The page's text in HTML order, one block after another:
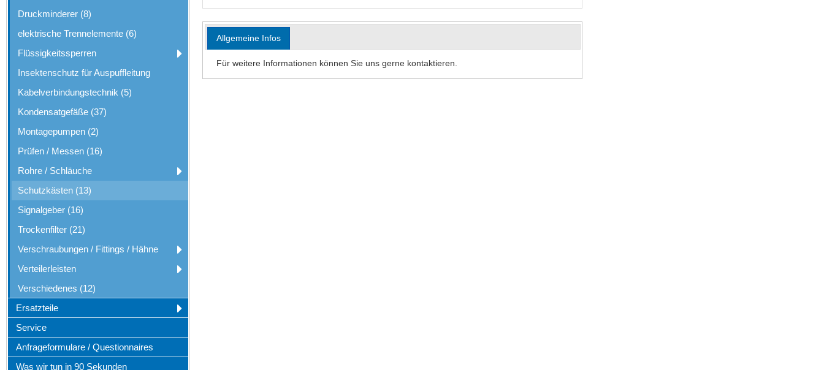
Druckminderer (8)
elektrische Trennelemente (6)
Flüssigkeitssperren
Insektenschutz für Auspuffleitung
Kabelverbindungstechnik (5)
Kondensatgefäße (37)
Montagepumpen (2)
Prüfen / Messen (16)
Rohre / Schläuche
Schutzkästen (13)
Signalgeber (16)
Trockenfilter (21)
Verschraubungen / Fittings / Hähne
Verteilerleisten
Verschiedenes (12)
Ersatzteile
Service
Anfrageformulare / Questionnaires
Was wir tun in 90 Sekunden
Allgemeine Infos
Für weitere Informationen können Sie uns gerne kontaktieren.